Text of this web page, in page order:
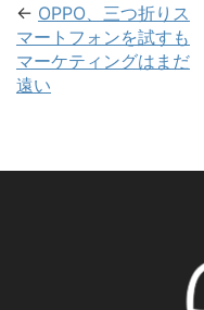
← OPPO、三つ折りス
マートフォンを試すも
マーケティングはまだ
遠い